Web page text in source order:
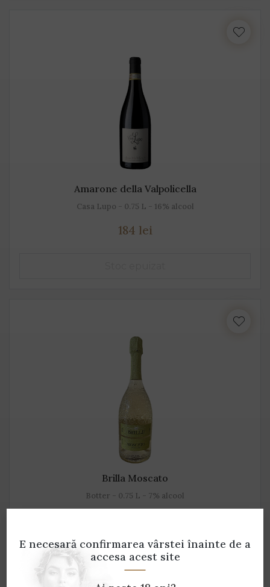
Amarone della Valpolicella
Casa Lupo - 0.75 L - 16% alcool
184 lei
Brilla Moscato
Botter - 0.75 L - 7% alcool
ADAUGĂ ÎN COȘ
E necesară confirmarea vârstei înainte de a
accesa acest site